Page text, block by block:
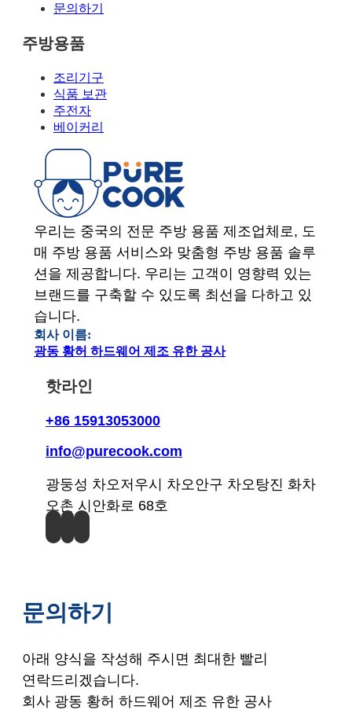
문의하기
주방용품
조리기구
식품 보관
주전자
베이커리
우리는 중국의 전문 주방 용품 제조업체로, 도
매 주방 용품 서비스와 맞춤형 주방 용품 솔루
션을 제공합니다. 우리는 고객이 영향력 있는
브랜드를 구축할 수 있도록 최선을 다하고 있
습니다.
회사 이름:
광동 황허 하드웨어 제조 유한 공사
핫라인
+86 15913053000
info@purecook.com
광둥성 차오저우시 차오안구 차오탕진 화차
오촌 시안화로 68호
문의하기
아래 양식을 작성해 주시면 최대한 빨리
연락드리겠습니다.
회사 광동 황허 하드웨어 제조 유한 공사